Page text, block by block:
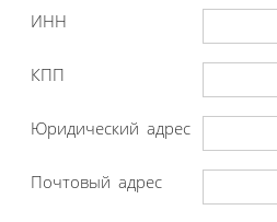
ИНН
КПП
Юридический адрес
Почтовый адрес